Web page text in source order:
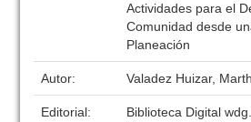
Actividades para el
Comunidad desde
Planeación
Autor: Valadez Huizar,
Editorial:
Biblioteca Digital